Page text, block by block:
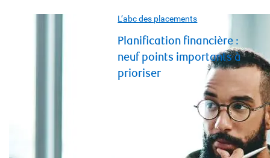
L’abc des placements
Planification financière :
neuf points importants à
prioriser